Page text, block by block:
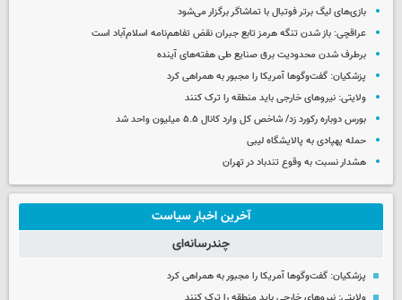
بازی‌های لیگ برتر فوتبال با تماشاگر برگزار می‌شود
عراقچی: باز شدن تنگه هرمز تابع جبران نقض تفاهم‌نامه اسلام‌آباد است
برطرف شدن محدودیت‌ برق صنایع طی هفته‌های آینده
پزشکیان: گفت‌وگوها آمریکا را مجبور به همراهی کرد
ولایتی: نیروهای خارجی باید منطقه را ترک کنند
بورس دوباره رکورد زد/ شاخص کل وارد کانال ۵.۵ میلیون واحد شد
حمله پهپادی به پالایشگاه لیبی
هشدار نسبت به وقوع تندباد در تهران
آخرین اخبار سیاست
چندرسانه‌ای
پزشکیان: گفت‌وگوها آمریکا را مجبور به همراهی کرد